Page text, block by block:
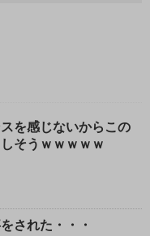
を感じないからこの
そうｗｗｗｗｗ
された・・・